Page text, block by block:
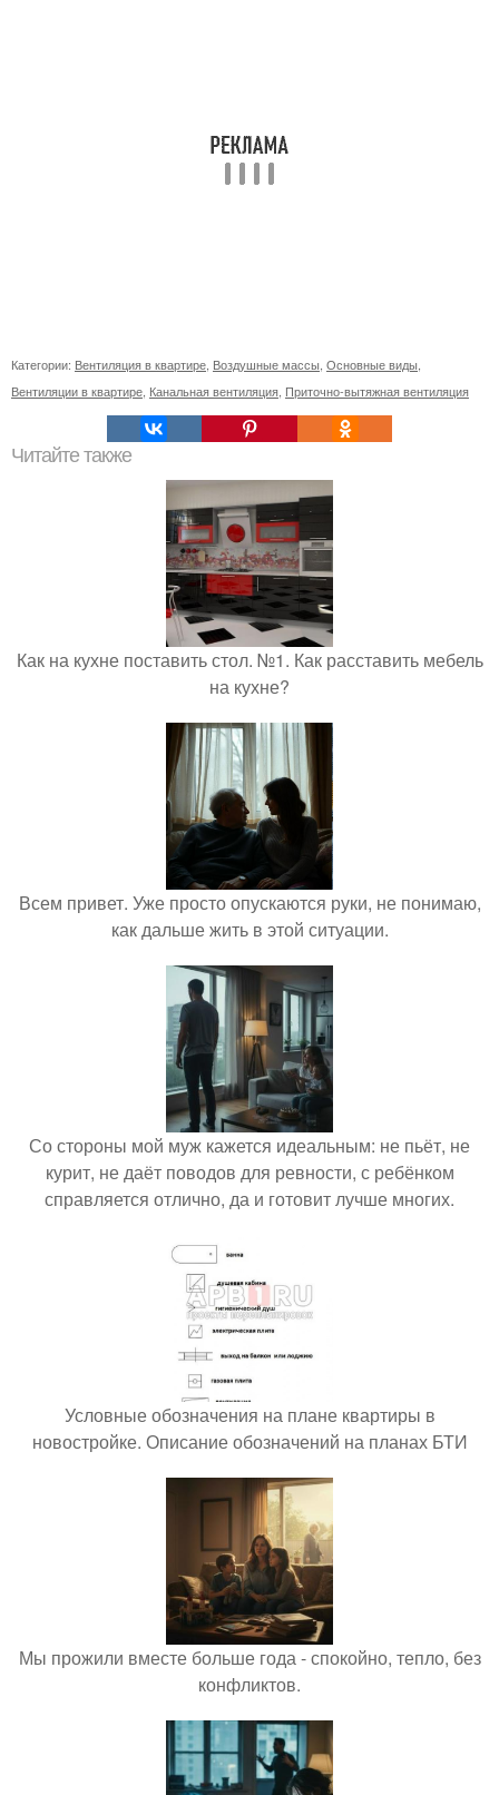
Категории: Вентиляция в квартире, Воздушные массы, Основные виды,
Вентиляции в квартире, Канальная вентиляция, Приточно-вытяжная вентиляция
Читайте также
Как на кухне поставить стол. №1. Как расставить мебель
на кухне?
Всем привет. Уже просто опускаются руки, не понимаю,
как дальше жить в этой ситуации.
Со стороны мой муж кажется идеальным: не пьёт, не
курит, не даёт поводов для ревности, с ребёнком
справляется отлично, да и готовит лучше многих.
Условные обозначения на плане квартиры в
новостройке. Описание обозначений на планах БТИ
Мы прожили вместе больше года - спокойно, тепло, без
конфликтов.